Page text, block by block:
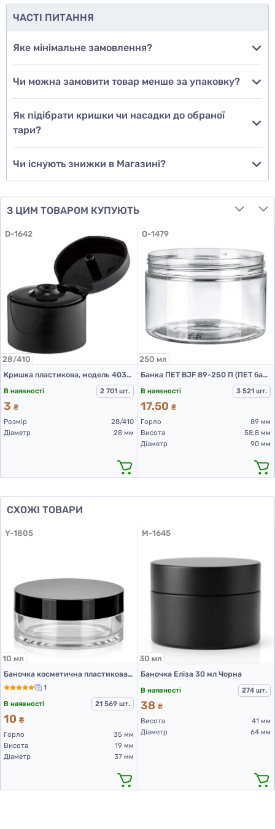
Додати відгук
ЧАСТІ ПИТАННЯ
Яке мінімальне замовлення?
Чи можна замовити товар менше за упаковку?
Як підібрати кришки чи насадки до обраної
тари?
Чи існують знижки в Магазині?
З ЦИМ ТОВАРОМ КУПУЮТЬ
D-1642
28/410
Кришка пластикова, модель 403С, 28/410, гладка, Чорна
В наявності
2 701 шт.
3 ₴
Розмір
28/410
Діаметр
28 мм
O-1479
250 мл
Банка ПЕТ BJF 89-250 П (ПЕТ банки 250 мл)
В наявності
3 521 шт.
17.50 ₴
Горло
89 мм
Висота
58.8 мм
Діаметр
90 мм
СХОЖІ ТОВАРИ
Y-1805
10 мл
Баночка косметична пластикова, 10 мл
1
В наявності
21 569 шт.
10 ₴
Горло
35 мм
Висота
19 мм
Діаметр
37 мм
M-1645
30 мл
Баночка Еліза 30 мл Чорна
В наявності
274 шт.
38 ₴
Висота
41 мм
Діаметр
64 мм